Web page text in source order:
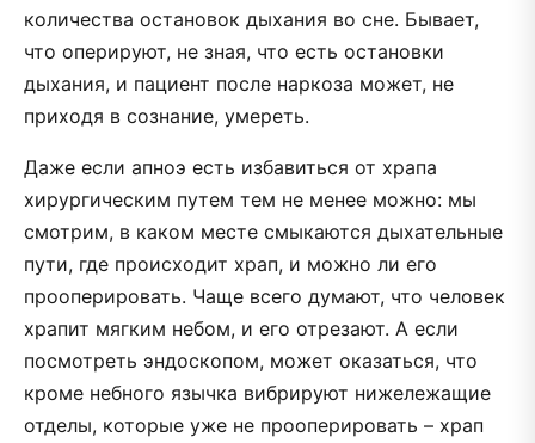
количества остановок дыхания во сне. Бывает,
что оперируют, не зная, что есть остановки
дыхания, и пациент после наркоза может, не
приходя в сознание, умереть.
Даже если апноэ есть избавиться от храпа
хирургическим путем тем не менее можно: мы
смотрим, в каком месте смыкаются дыхательные
пути, где происходит храп, и можно ли его
прооперировать. Чаще всего думают, что человек
храпит мягким небом, и его отрезают. А если
посмотреть эндоскопом, может оказаться, что
кроме небного язычка вибрируют нижележащие
отделы, которые уже не прооперировать – храп